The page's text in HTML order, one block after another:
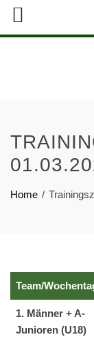
Home
Team/
1. Männer + A-
Junioren (U18)